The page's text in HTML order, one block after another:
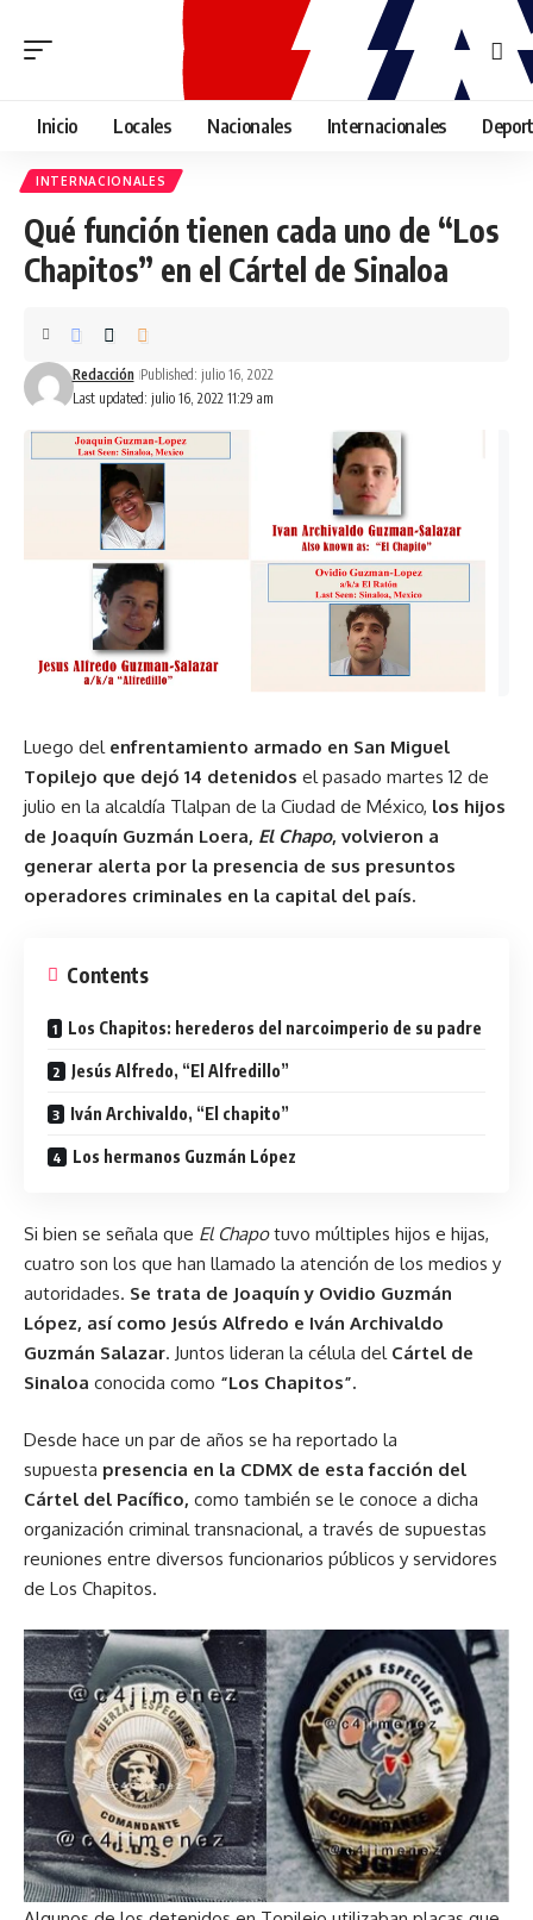
Inicio Locales Nacionales Internacionales
INTERNACIONALES
Qué función tienen cada uno de “Los
Chapitos” en el Cártel de Sinaloa
Last updated: julio 16, 2022 11:29 am
Redacción Published: julio 16, 2022
Luego delenfrentamiento armado en San Miguel
Topilejo que dejó 14 detenidos el pasado martes 12 de
julio en la alcaldía Tlalpan de la Ciudad de México, los hijos
de Joaquín Guzmán Loera, El Chapo, volvieron a
generar alerta por la presencia de sus presuntos
operadores criminales en la capital del país.
Contents
Los Chapitos: herederos del narcoimperio de su padre
Jesús Alfredo, “El Alfredillo”
Iván Archivaldo, “El chapito”
Los hermanos Guzmán López
Si bien se señala que El Chapotuvo múltiples hijos e hijas,
cuatro son los que han llamado la atención de los medios y
autoridades. Se trata de Joaquín y Ovidio Guzmán
López, así como Jesús Alfredo e Iván Archivaldo
Guzmán Salazar. Juntos lideran la célula del Cártel de
Sinaloa conocida como “Los Chapitos”.
Desde hace un par de años se ha reportado la
supuesta presencia en la CDMX de esta facción del
Cártel del Pacífico, como también se le conoce a dicha
organización criminal transnacional, a través de supuestas
reuniones entre diversos funcionarios públicos y servidores
de Los Chapitos.